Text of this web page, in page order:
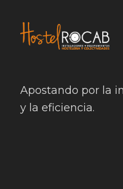
Apostando por la
y la eficiencia.